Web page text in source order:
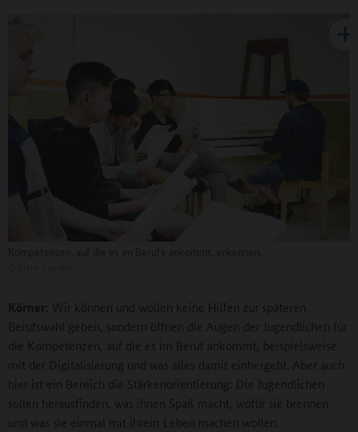
Körner: Wir können und wollen keine Hilfen zur späteren
Berufswahl geben, sondern öffnen die Augen der Jugendlichen für
die Kompetenzen, auf die es im Beruf ankommt, beispielsweise
mit der Digitalisierung und was alles damit einhergeht. Aber auch
hier ist ein Bereich die Stärkenorientierung: Die Jugendlichen
sollen herausfinden, was ihnen Spaß macht, wofür sie brennen
und was sie einmal mit ihrem Leben machen wollen.